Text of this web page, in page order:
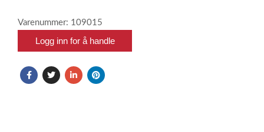
Varenummer: 109015
Logg inn for å handle